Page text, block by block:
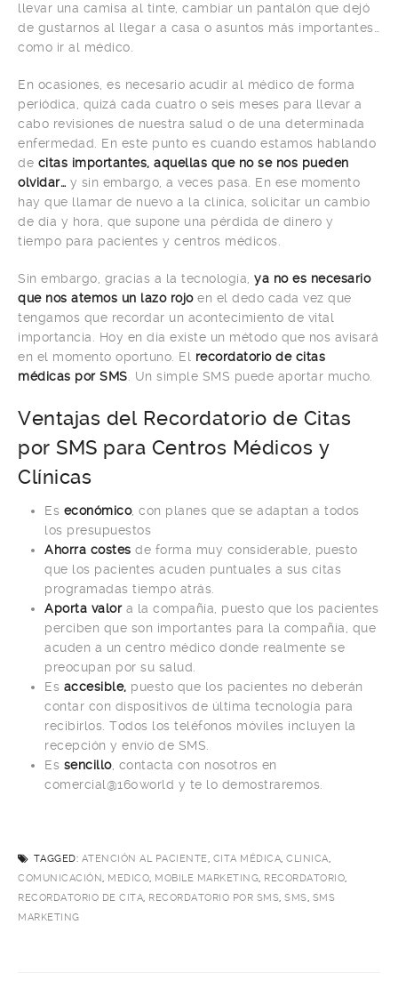
llevar una camisa al tinte, cambiar un pantalón que dejó
de gustarnos al llegar a casa o asuntos más importantes…
como ir al médico.
En ocasiones, es necesario acudir al médico de forma
periódica, quizá cada cuatro o seis meses para llevar a
cabo revisiones de nuestra salud o de una determinada
enfermedad. En este punto es cuando estamos hablando
de citas importantes, aquellas que no se nos pueden
olvidar… y sin embargo, a veces pasa. En ese momento
hay que llamar de nuevo a la clínica, solicitar un cambio
de día y hora, que supone una pérdida de dinero y
tiempo para pacientes y centros médicos.
Sin embargo, gracias a la tecnología, ya no es necesario
que nos atemos un lazo rojoen el dedo cada vez que
tengamos que recordar un acontecimiento de vital
importancia. Hoy en día existe un método que nos avisará
en el momento oportuno. El recordatorio de citas
médicas por SMS. Un simple SMS puede aportar mucho.
Ventajas del Recordatorio de Citas
por SMS para Centros Médicos y
Clínicas
Es económico, con planes que se adaptan a todos
los presupuestos
Ahorra costes de forma muy considerable, puesto
que los pacientes acuden puntuales a sus citas
programadas tiempo atrás.
Aporta valora la compañía, puesto que los pacientes
perciben que son importantes para la compañía, que
acuden a un centro médico donde realmente se
preocupan por su salud.
Es accesible, puesto que los pacientes no deberán
contar con dispositivos de última tecnología para
recibirlos. Todos los teléfonos móviles incluyen la
recepción y envío de SMS.
Es sencillo, contacta con nosotros en
comercial@160world y te lo demostraremos.
TAGGED: ATENCIÓN AL PACIENTE, CITA MÉDICA, CLINICA,
COMUNICACIÓN, MEDICO, MOBILE MARKETING, RECORDATORIO,
RECORDATORIO DE CITA, RECORDATORIO POR SMS, SMS, SMS
MARKETING